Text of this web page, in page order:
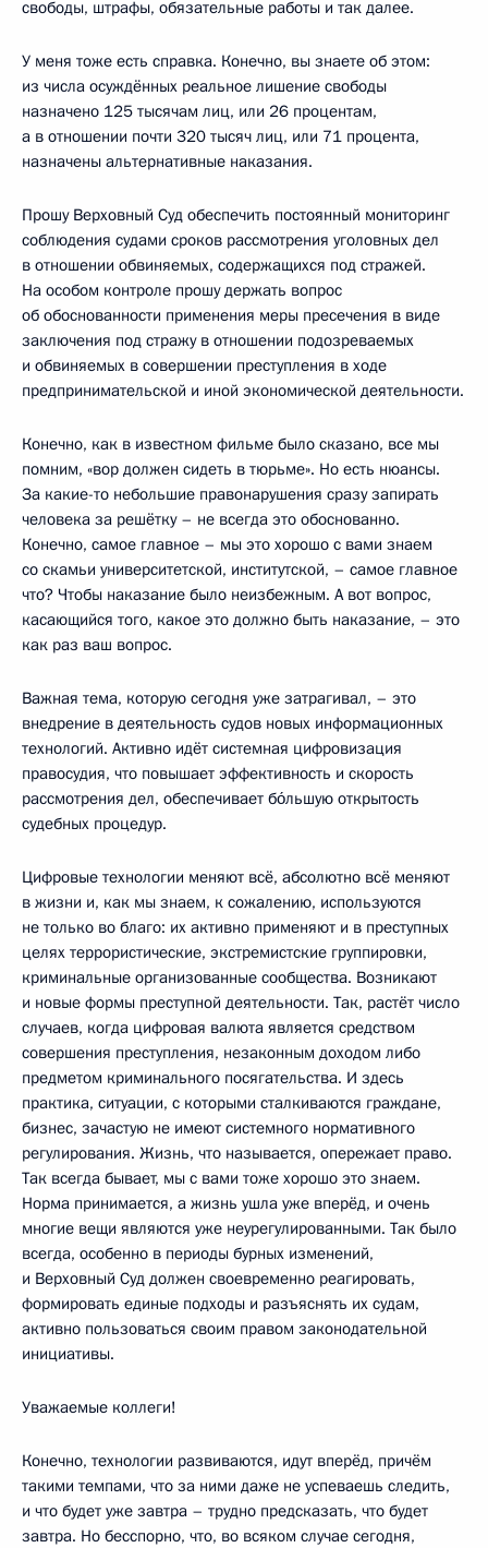
свободы, штрафы, обязательные работы и так далее.
У меня тоже есть справка. Конечно, вы знаете об этом:
из числа осуждённых реальное лишение свободы
назначено 125 тысячам лиц, или 26 процентам,
а в отношении почти 320 тысяч лиц, или 71 процента,
назначены альтернативные наказания.
Прошу Верховный Суд обеспечить постоянный мониторинг
соблюдения судами сроков рассмотрения уголовных дел
в отношении обвиняемых, содержащихся под стражей.
На особом контроле прошу держать вопрос
об обоснованности применения меры пресечения в виде
заключения под стражу в отношении подозреваемых
и обвиняемых в совершении преступления в ходе
предпринимательской и иной экономической деятельности.
Конечно, как в известном фильме было сказано, все мы
помним, «вор должен сидеть в тюрьме». Но есть нюансы.
За какие-то небольшие правонарушения сразу запирать
человека за решётку – не всегда это обоснованно.
Конечно, самое главное – мы это хорошо с вами знаем
со скамьи университетской, институтской, – самое главное
что? Чтобы наказание было неизбежным. А вот вопрос,
касающийся того, какое это должно быть наказание, – это
как раз ваш вопрос.
Важная тема, которую сегодня уже затрагивал, – это
внедрение в деятельность судов новых информационных
технологий. Активно идёт системная цифровизация
правосудия, что повышает эффективность и скорость
рассмотрения дел, обеспечивает бо́льшую открытость
судебных процедур.
Цифровые технологии меняют всё, абсолютно всё меняют
в жизни и, как мы знаем, к сожалению, используются
не только во благо: их активно применяют и в преступных
целях террористические, экстремистские группировки,
криминальные организованные сообщества. Возникают
и новые формы преступной деятельности. Так, растёт число
случаев, когда цифровая валюта является средством
совершения преступления, незаконным доходом либо
предметом криминального посягательства. И здесь
практика, ситуации, с которыми сталкиваются граждане,
бизнес, зачастую не имеют системного нормативного
регулирования. Жизнь, что называется, опережает право.
Так всегда бывает, мы с вами тоже хорошо это знаем.
Норма принимается, а жизнь ушла уже вперёд, и очень
многие вещи являются уже неурегулированными. Так было
всегда, особенно в периоды бурных изменений,
и Верховный Суд должен своевременно реагировать,
формировать единые подходы и разъяснять их судам,
активно пользоваться своим правом законодательной
инициативы.
Уважаемые коллеги!
Конечно, технологии развиваются, идут вперёд, причём
такими темпами, что за ними даже не успеваешь следить,
и что будет уже завтра – трудно предсказать, что будет
завтра. Но бесспорно, что, во всяком случае сегодня,